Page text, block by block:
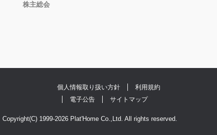
株主総会
Copyright(C) 1999-2026 Plat'Home Co.,Ltd. All rights reserved.
個人情報取り扱い方針
利用規約
電子公告
サイトマップ